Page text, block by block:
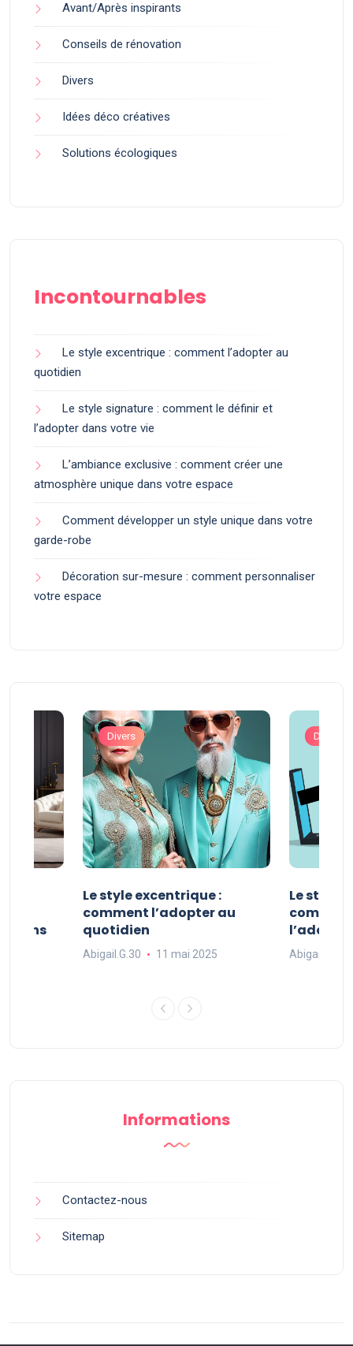
Avant/Après inspirants
Conseils de rénovation
Divers
Idées déco créatives
Solutions écologiques
Incontournables
Le style excentrique : comment l’adopter au
quotidien
Le style signature : comment le définir et
l’adopter dans votre vie
L’ambiance exclusive : comment créer une
atmosphère unique dans votre espace
Comment développer un style unique dans votre
garde-robe
Décoration sur-mesure : comment personnaliser
votre espace
dans
Divers
Le style excentrique :
comment l’adopter au
quotidien
Abigail.G.30 11 mai 2025
Divers
Le style
Abigail.G.30
Informations
Contactez-nous
Sitemap